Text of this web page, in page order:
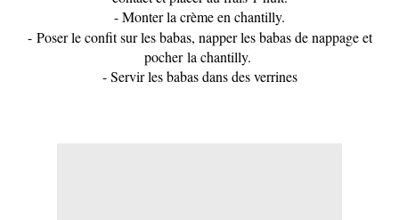
- Monter la crème en chantilly.
- Poser le confit sur les babas, napper les babas de nappage et
pocher la chantilly.
- Servir les babas dans des verrines